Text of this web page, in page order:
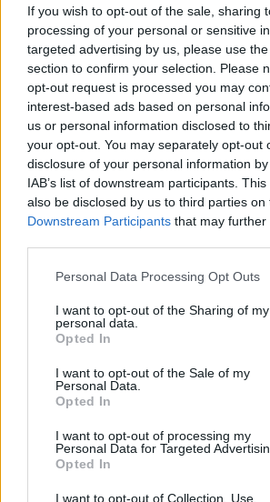
If you wish to opt-out of the sale, sharing
processing of your personal or sensitive
targeted advertising by us, please use
section to confirm your selection. Please
opt-out request is processed you may
interest-based ads based on personal
us or personal information disclosed to
your opt-out. You may separately opt-out
disclosure of your personal information
IAB’s list of downstream participants.
also be disclosed by us to third parties on
Downstream Participants that may
Personal Data Processing Opt Outs
I want to opt-out of the Sharing of my
personal data.
Opted In
I want to opt-out of the Sale of my
Personal Data.
Opted In
I want to opt-out of processing my
Personal Data for Targeted
Opted In
I want to opt-out of Collection, Use,
dalle 22:00 di questa sera, giovedì 29
venerdì 1 marzo, sarà chiuso il tratto
Canossa Campegine e Reggio Emilia,
L’area di parcheggio “Crostolo ovest”,
sarà chiusa dalle 17:00 di oggi, giovedì 29
venerdì 1 marzo.
In alternativa, dopo l’uscita obbligatoria alla
Canossa Campegine, percorrere la viabilità
Bertona, SS9 via Emilia, viale Martiri di
SS722, viale Trattati di Roma e rientrare